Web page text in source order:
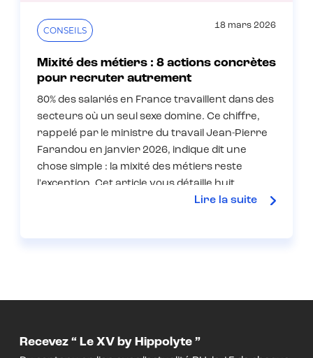
CONSEILS 18 mars 2026
Mixité des métiers : 8 actions concrètes
pour recruter autrement
80% des salariés en France travaillent dans des
secteurs où un seul sexe domine. Ce chiffre,
rappelé par le ministre du travail Jean-Pierre
Farandou en janvier 2026, indique dit une
chose simple : la mixité des métiers reste
l'exception. Cet article vous détaille huit
actions, que vous soyez une école, unLire la suite
Recevez “ Le XV by Hippolyte ”